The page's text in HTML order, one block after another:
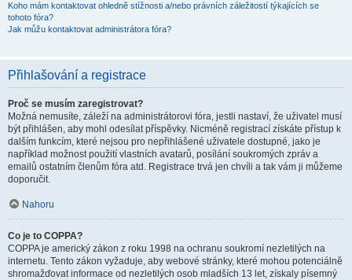
Koho mám kontaktovat ohledně stížnosti a/nebo právních záležitostí týkajících se
tohoto fóra?
Jak můžu kontaktovat administrátora fóra?
Přihlašování a registrace
Proč se musím zaregistrovat?
Možná nemusíte, záleží na administrátorovi fóra, jestli nastaví, že uživatel musí
být přihlášen, aby mohl odesílat příspěvky. Nicméně registrací získáte přístup k
dalším funkcím, které nejsou pro nepřihlášené uživatele dostupné, jako je
například možnost použití vlastních avatarů, posílání soukromých zpráv a
emailů ostatním členům fóra atd. Registrace trvá jen chvíli a tak vám ji můžeme
doporučit.
Nahoru
Co je to COPPA?
COPPA je americký zákon z roku 1998 na ochranu soukromí nezletilých na
internetu. Tento zákon vyžaduje, aby webové stránky, které mohou potenciálně
shromažďovat informace od nezletilých osob mladších 13 let, získaly písemný